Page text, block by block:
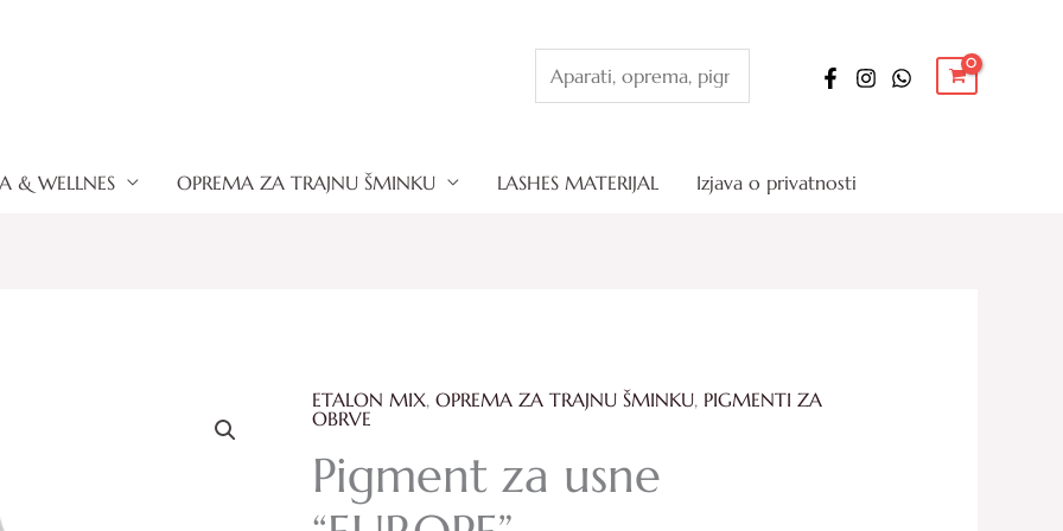
& WELLNES OPREMA ZA TRAJNU ŠMINKU LASHES MATERIJAL Izjava o privatnosti
ETALON MIX,OPREMA ZA TRAJNU ŠMINKU, PIGMENTI ZA
OBRVE
Pigment za usne
Price
range:
Pigment
usne
"EUROPE"